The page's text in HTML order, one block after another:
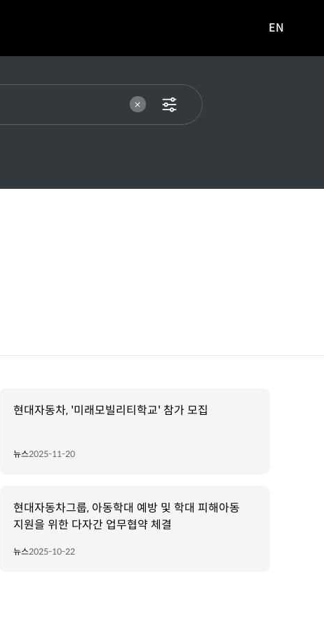
사이트로
EN
현대자동차, '미래모빌리티학교' 참가 모집
뉴스2025-11-20
현대자동차그룹, 아동학대 예방 및 학대 피해아동
지원을 위한 다자간 업무협약 체결
뉴스2025-10-22